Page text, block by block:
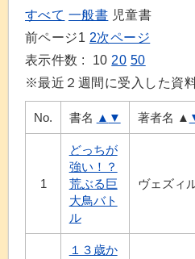
すべて 一般書 児童書
前ページ1 2次ページ
表示件数 : 10 20 50
※最近２週間に受入した資料
No. 書名 ▲ ▼ 著者名 ▲
1
どっちが
強い！？
荒ぶる巨
大鳥バト
ル
ヴェズィ
１３歳か